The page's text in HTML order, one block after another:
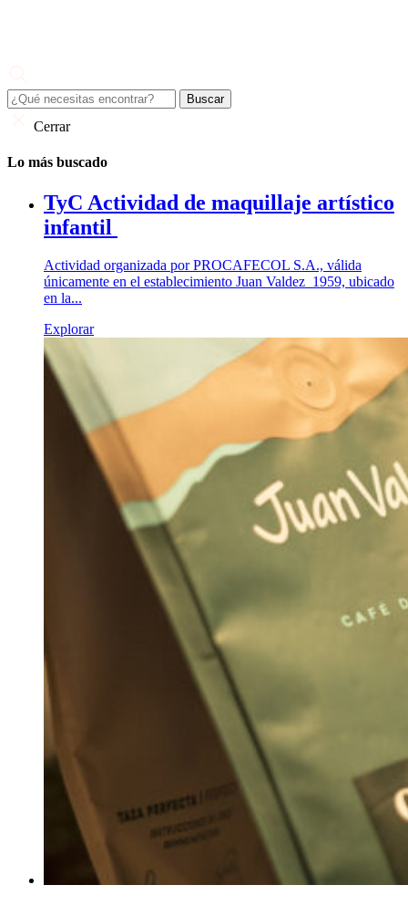
Cerrar
Lo más buscado
TyC Actividad de maquillaje artístico
infantil
Actividad organizada por PROCAFECOL S.A., válida
únicamente en el establecimiento Juan Valdez 1959, ubicado
en la...
Explorar